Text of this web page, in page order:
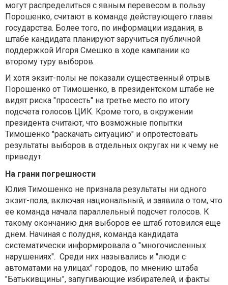
могут распределиться с явным перевесом в пользу
Порошенко, считают в команде действующего главы
государства. Более того, по информации издания, в
штабе кандидата планируют заручиться публичной
поддержкой Игоря Смешко в ходе кампании ко
второму туру выборов.
И хотя экзит-полы не показали существенный отрыв
Порошенко от Тимошенко, в президентском штабе не
видят риска "просесть" на третье место по итогу
подсчета голосов ЦИК. Кроме того, в окружении
президента считают, что возможные попытки
Тимошенко "раскачать ситуацию" и опротестовать
результаты выборов в отдельных округах ни к чему не
приведут.
На грани погрешности
Юлия Тимошенко не признала результаты ни одного
экзит-пола, включая национальный, и заявила о том, что
ее команда начала параллельный подсчет голосов. К
такому окончанию дня выборов ее штаб готовился еще
днем. Начиная с полудня, команда кандидата
систематически информировала о "многочисленных
нарушениях". Среди них назывались и "люди с
автоматами на улицах" городов, по мнению штаба
"Батькивщины", запугивающие избирателей, и факты